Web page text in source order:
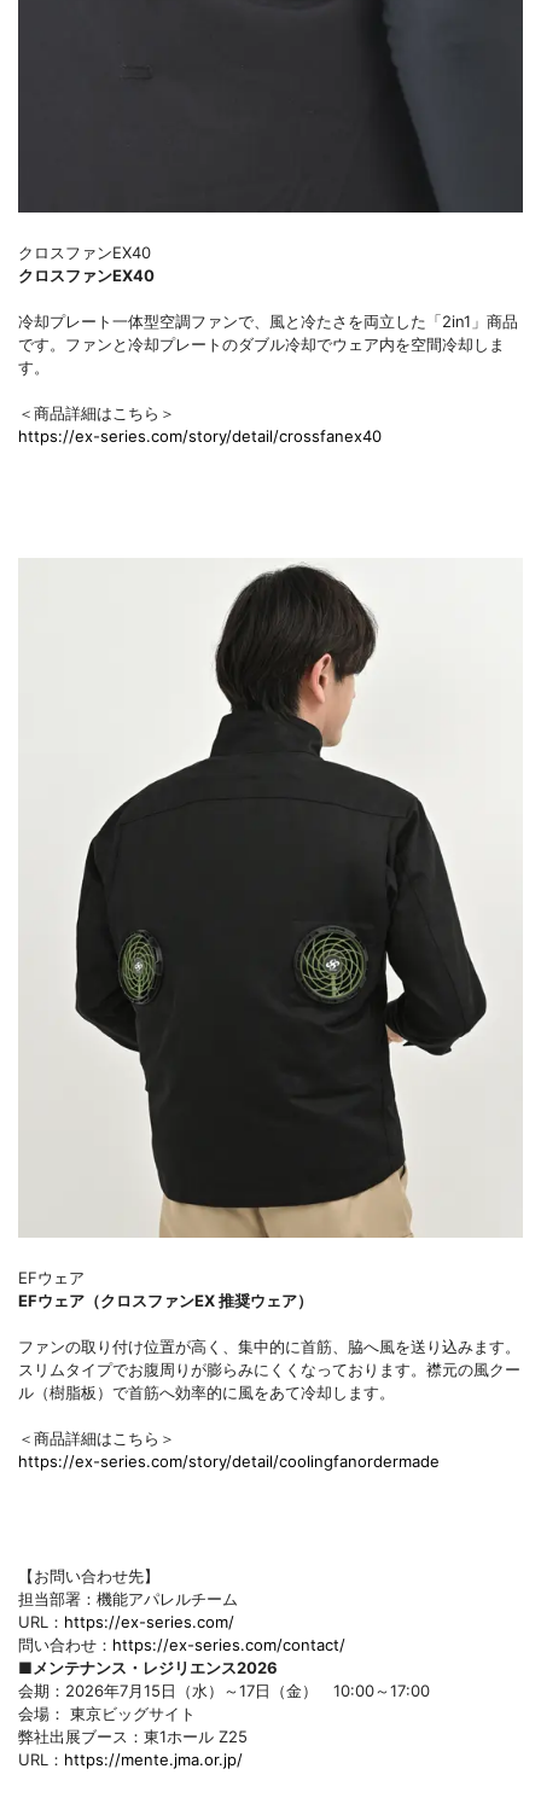
クロスファンEX40
クロスファンEX40
冷却プレート一体型空調ファンで、風と冷たさを両立した「2in1」商品
です。ファンと冷却プレートのダブル冷却でウェア内を空間冷却しま
す。
＜商品詳細はこちら＞
https://ex-series.com/story/detail/crossfanex40
EFウェア
EFウェア（クロスファンEX 推奨ウェア）
ファンの取り付け位置が高く、集中的に首筋、脇へ風を送り込みます。
スリムタイプでお腹周りが膨らみにくくなっております。襟元の風クー
ル（樹脂板）で首筋へ効率的に風をあて冷却します。
＜商品詳細はこちら＞
https://ex-series.com/story/detail/coolingfanordermade
【お問い合わせ先】
担当部署：機能アパレルチーム
URL： https://ex-series.com/
問い合わせ： https://ex-series.com/contact/
■メンテナンス・レジリエンス2026
会期：2026年7月15日（水）～17日（金） 10:00～17:00
会場： 東京ビッグサイト
弊社出展ブース：東1ホール Z25
URL： https://mente.jma.or.jp/